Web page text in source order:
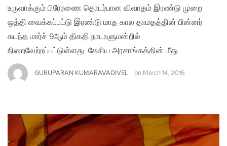
உருவாக்கும் பிரேரணை தொடர்பான விவாதம் இரண்டு முறை
ஒத்தி வைக்கப்பட்டு இரண்டு மாத கால தாமதத்தின் பின்னர்
கடந்த மார்ச் 9ஆம் திகதி நாடாளுமன்றில்
நிறைவேற்றப்பட்டுள்ளது. தேசிய அரசாங்கத்தின் மீது…
GURUPARAN KUMARAVADIVEL on March 14, 2016